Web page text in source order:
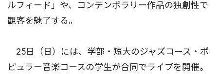
ルフィード」や、コンテンポラリー作品の独創性で
観客を魅了する。
25日（日）には、学部・短大のジャズコース・ポ
ピュラー音楽コースの学生が合同でライブを開催。